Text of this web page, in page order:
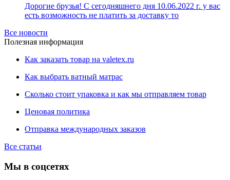
Дорогие брузья! С сегодняшнего дня 10.06.2022 г. у вас
есть возможность не платить за доставку то
Все новости
Полезная информация
Как заказать товар на valetex.ru
Как выбрать ватный матрас
Сколько стоит упаковка и как мы отправляем товар
Ценовая политика
Отправка международных заказов
Все статьи
Мы в соцсетях